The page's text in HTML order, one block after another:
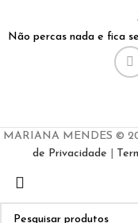
Não percas nada e fica
MARIANA MENDES ©
de Privacidade